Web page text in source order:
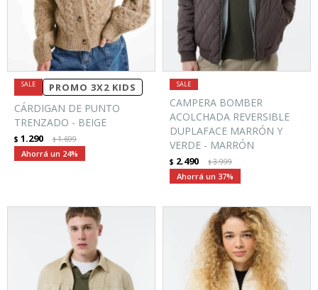
PROMO 3X2 KIDS
CÁRDIGAN DE PUNTO
TRENZADO - BEIGE
$ 1.290 $1.699
24
CAMPERA BOMBER
ACOLCHADA REVERSIBLE
DUPLAFACE MARRÓN Y
VERDE - MARRÓN
$ 2.490 $3.999
37